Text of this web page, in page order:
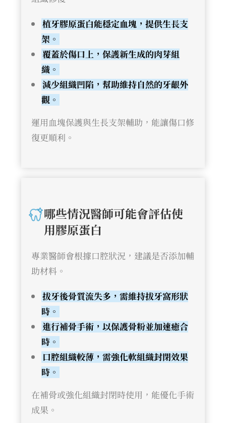
植牙膠原蛋白能穩定血塊，提供生長支
架。
覆蓋於傷口上，保護新生成的肉芽組
織。
減少組織凹陷，幫助維持自然的牙齦外
觀。
運用血塊保護與生長支架輔助，能讓傷口修
復更順利。
哪些情況醫師可能會評估使
用膠原蛋白
專業醫師會根據口腔狀況，建議是否添加輔
助材料。
拔牙後骨質流失多，需維持拔牙窩形狀
時。
進行補骨手術，以保護骨粉並加速癒合
時。
口腔組織較薄，需強化軟組織封閉效果
時。
在補骨或強化組織封閉時使用，能優化手術
成果。